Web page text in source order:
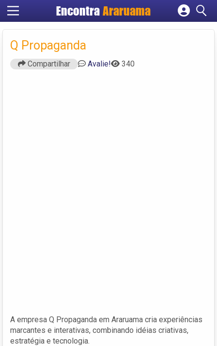
EncontraAraruama
Cadastrar empresa
Q Propaganda
Compartilhar Avalie! 340
A empresa Q Propaganda em Araruama cria experiências
marcantes e interativas, combinando idéias criativas,
estratégia e tecnologia.